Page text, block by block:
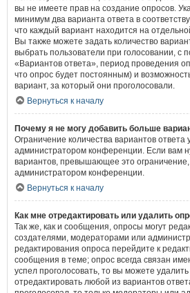
вы не имеете прав на создание опросов.
минимум два варианта ответа в
что каждый вариант находится на
Вы также можете задать количество
выбрать пользователи при голосовании, с
«Вариантов ответа», период проведения
что опрос будет постоянным) и
вариант, за который они проголосовали.
Вернуться к началу
Почему я не могу добавить больше
Ограничение количества вариантов ответа
администратором конференции. Если вам
вариантов, превышающее это ограничение,
администратором конференции.
Вернуться к началу
Как мне отредактировать или удалить
Так же, как и сообщения, опросы могут
создателями, модераторами или
редактирования опроса перейдите к
сообщения в теме; опрос всегда связан
успел проголосовать, то вы можете
отредактировать любой из вариантов